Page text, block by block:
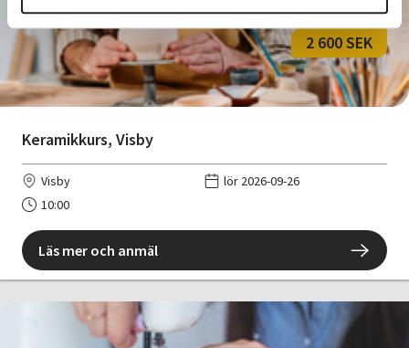
Keramikkurs, Visby
2 600 SEK
Visby
lör 2026-09-26
10:00
Läs mer och anmäl